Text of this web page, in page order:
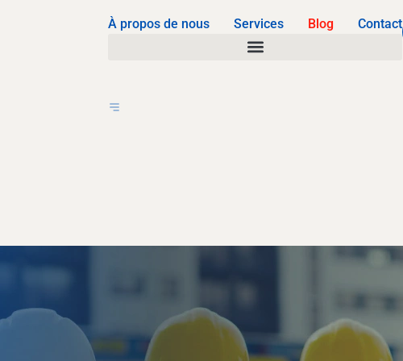
À propos de nous Services Blog Contact